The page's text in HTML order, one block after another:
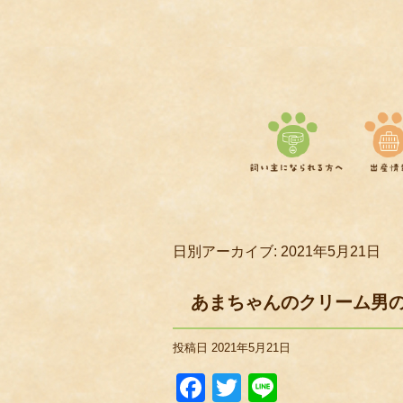
日別アーカイブ: 2021年5月21日
あまちゃんのクリーム男
投稿日 2021年5月21日
Facebook
Twitter